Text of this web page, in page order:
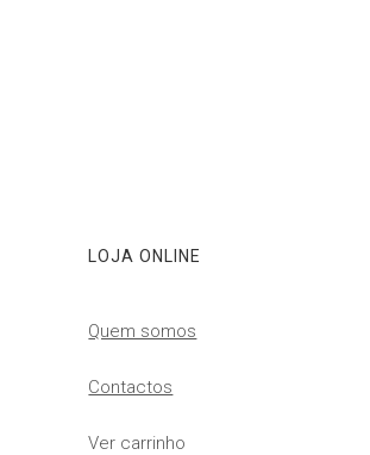
LOJA ONLINE
Quem somos
Contactos
Ver carrinho